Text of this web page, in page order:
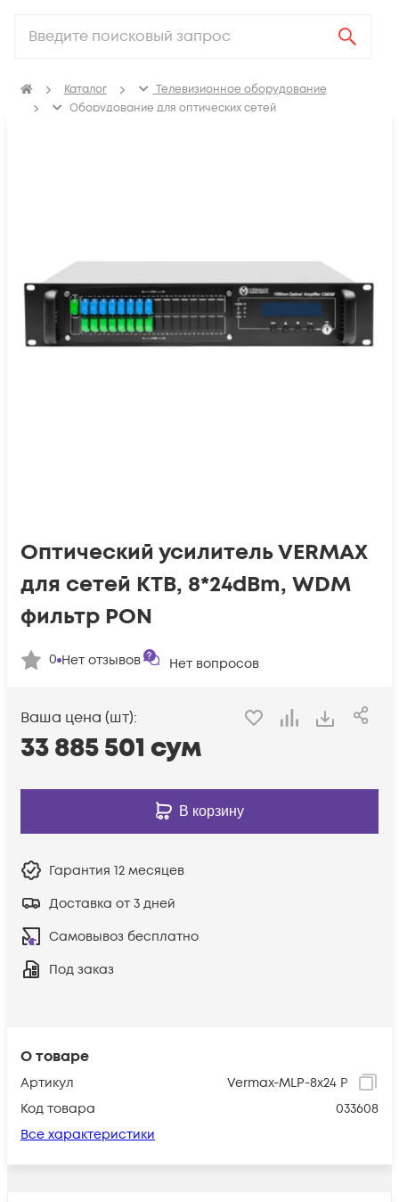
Каталог
Телевизионное оборудование
Оборудование для оптических сетей
О товаре
Артикул
Vermax-MLP-8x24 P
Код товара
033608
Все характеристики
Оптический усилитель VERMAX
для сетей КТВ, 8*24dBm, WDM
фильтр PON
0 Нет отзывов Нет вопросов
Ваша цена (шт):
33 885 501 сум
В корзину
Гарантия 12 месяцев
Доставка от 3 дней
Самовывоз бесплатно
Под заказ